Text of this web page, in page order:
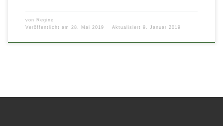
von Regine
Veröffentlicht am 28. Mai 2019 Aktualisiert 9. Januar 2019